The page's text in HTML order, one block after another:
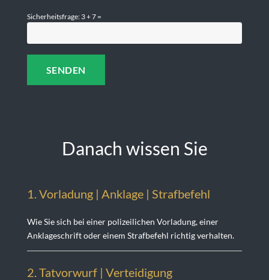
Sicherheitsfrage: 3 + 7 =
Danach wissen Sie
1. Vorladung | Anklage | Strafbefehl
Wie Sie sich bei einer polizeilichen Vorladung, einer
Anklageschrift oder einem Strafbefehl richtig verhalten.
2. Tatvorwurf | Verteidigung